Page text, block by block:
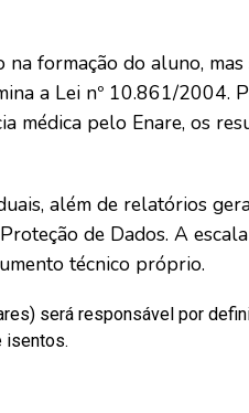
formação do aluno,
a Lei nº 10.861/2004.
médica pelo Enare, os
além de relatórios
de Dados. A
técnico próprio.
será responsável por
isentos.